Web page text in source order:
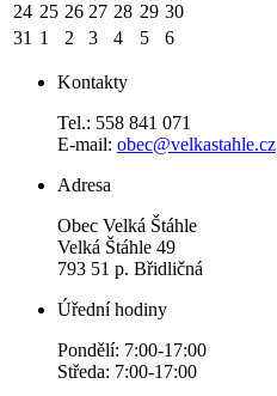
24 25 26 27 28 29 30
31 1 2 3 4 5 6
Kontakty
Tel.: 558 841 071
E-mail: obec@velkastahle.cz
Adresa
Obec Velká Štáhle
Velká Štáhle 49
793 51 p. Břidličná
Úřední hodiny
Pondělí: 7:00-17:00
Středa: 7:00-17:00